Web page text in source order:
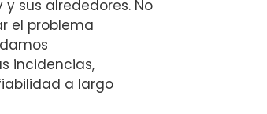
sus alrededores. No
el problema
incidencias,
a largo